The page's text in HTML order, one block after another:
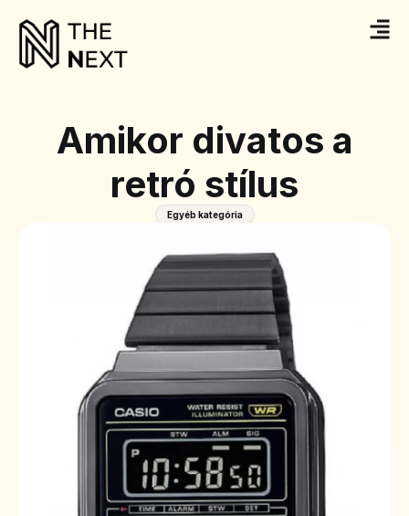
Amikor divatos a
retró stílus
Egyéb kategória